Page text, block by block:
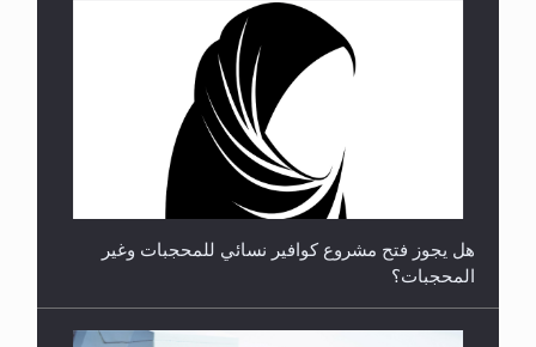
**الحصن الحصين من وساوس المعارضين ...**...
هل يجوز فتح مشروع كوافير نسائي للمحجبات وغير
المحجبات؟